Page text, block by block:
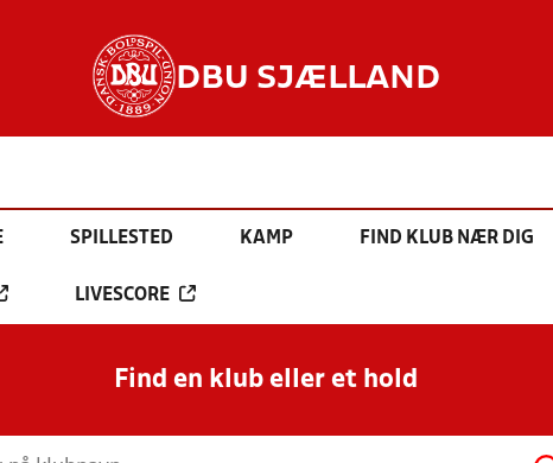
DBU SJÆLLAND
SPILLESTED KAMP FIND KLUB NÆR DIG
LIVESCORE
Find en klub eller et hold